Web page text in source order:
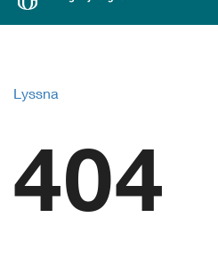
Lyssna
404